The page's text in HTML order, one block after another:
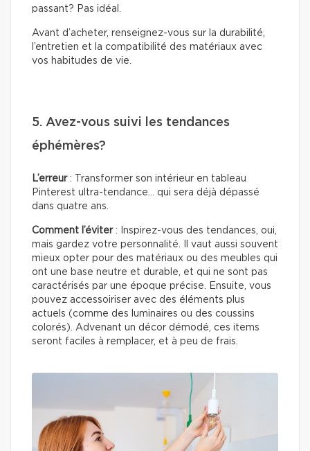
passant? Pas idéal.
Avant d’acheter, renseignez-vous sur la durabilité,
l’entretien et la compatibilité des matériaux avec
vos habitudes de vie.
5. Avez-vous suivi les tendances
éphémères?
L’erreur: Transformer son intérieur en tableau
Pinterest ultra-tendance… qui sera déjà dépassé
dans quatre ans.
Comment l’éviter: Inspirez-vous des tendances, oui,
mais gardez votre personnalité. Il vaut aussi souvent
mieux opter pour des matériaux ou des meubles qui
ont une base neutre et durable, et qui ne sont pas
caractérisés par une époque précise. Ensuite, vous
pouvez accessoiriser avec des éléments plus
actuels (comme des luminaires ou des coussins
colorés). Advenant un décor démodé, ces items
seront faciles à remplacer, et à peu de frais.